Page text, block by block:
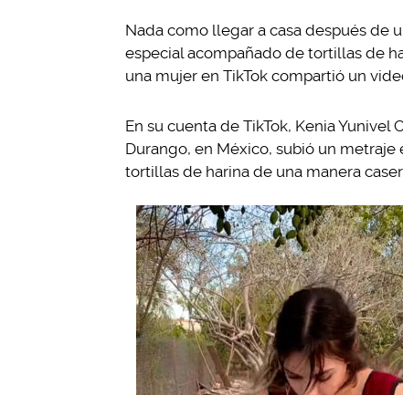
Nada como llegar a casa después de
especial acompañado de tortillas de
una mujer en TikTok compartió un
En su cuenta de TikTok, Kenia Yunivel
Durango, en México, subió un
tortillas de harina de una manera